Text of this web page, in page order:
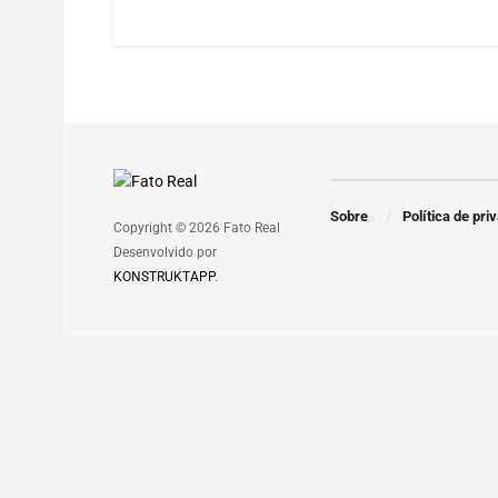
Copyright © 2026 Fato Real
Desenvolvido por
KONSTRUKTAPP.
Sobre Política de